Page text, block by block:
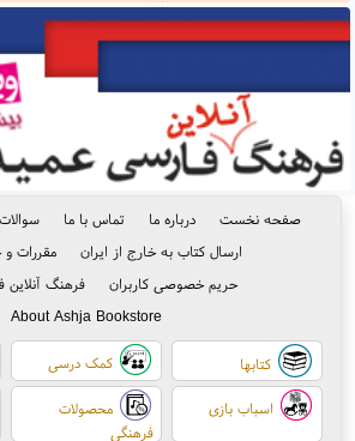
صفحه نخست درباره ما تماس با ما
ارسال کتاب به خارج از ایران
مقررات
حریم خصوصی کاربران
فرهنگ آنلاین
About Ashja Bookstore
کتابها کمک درسی
اسباب بازی
محصولات
فرهنگی